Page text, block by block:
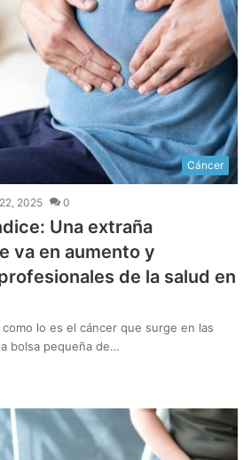
Cáncer
2025 0
Una extraña
va en aumento y
de la salud en
lo es el cáncer que surge en las
bolsa pequeña de…